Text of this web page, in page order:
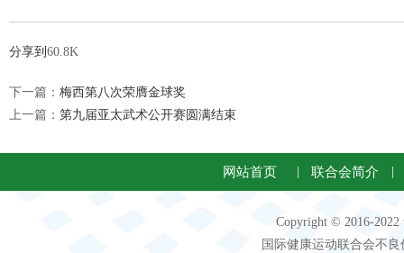
分享到 60.8K
下一篇： 梅西第八次荣膺金球奖
上一篇： 第九届亚太武术公开赛圆满结束
网站首页 联合会简介
Copyright © 2016-
国际健康运动联合会不